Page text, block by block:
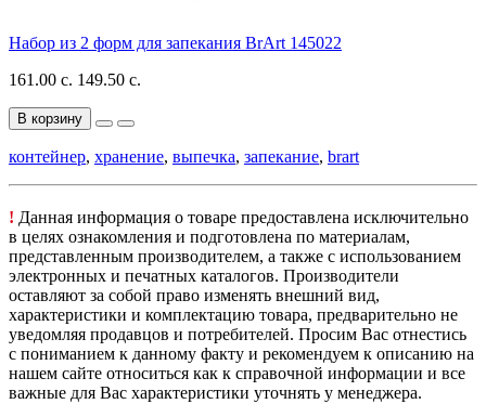
Набор из 2 форм для запекания BrArt 145022
161.00 с. 149.50 с.
В корзину
контейнер, хранение, выпечка, запекание, brart
! Данная информация о товаре предоставлена исключительно
в целях ознакомления и подготовлена по материалам,
представленным производителем, а также с использованием
электронных и печатных каталогов. Производители
оставляют за собой право изменять внешний вид,
характеристики и комплектацию товара, предварительно не
уведомляя продавцов и потребителей. Просим Вас отнестись
с пониманием к данному факту и рекомендуем к описанию на
нашем сайте относиться как к справочной информации и все
важные для Вас характеристики уточнять у менеджера.